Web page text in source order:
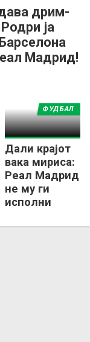
дрим-
ја
Мадрид!
Дали крајот
вака мириса:
Реал Мадрид
не му ги
исполни
Винициус!
ФУДБАЛ